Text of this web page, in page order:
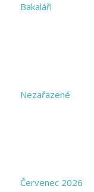
Bakaláři
Nezařazené
Červenec 2026